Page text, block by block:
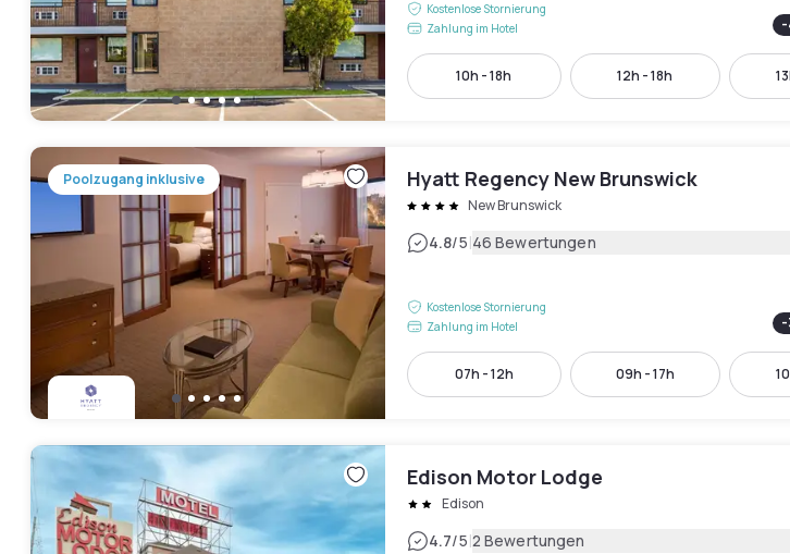
Kostenlose Stornierung
Zahlung im Hotel
-
10h - 18h 12h - 18h
Poolzugang inklusive Hyatt Regency New Brunswick
New Brunswick
4.8/5|46 Bewertungen
Kostenlose Stornierung
Zahlung im Hotel
-
07h - 12h 09h - 17h
Edison Motor Lodge
Edison
4.7/5|2 Bewertungen